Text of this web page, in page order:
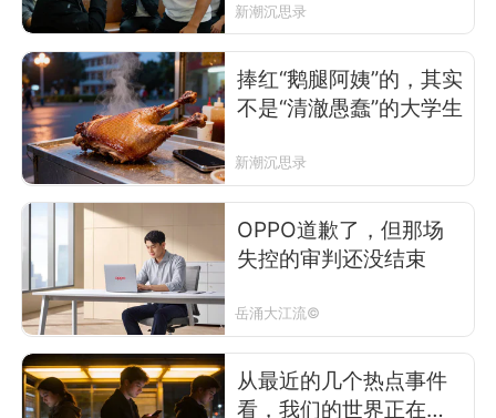
新潮沉思录
捧红“鹅腿阿姨”的，其实
不是“清澈愚蠢”的大学生
新潮沉思录
OPPO道歉了，但那场
失控的审判还没结束
岳涌大江流©
从最近的几个热点事件
看，我们的世界正在悄